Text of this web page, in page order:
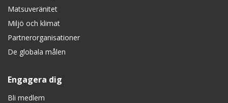
Matsuveränitet
Miljö och klimat
Partnerorganisationer
De globala målen
Engagera dig
Bli medlem